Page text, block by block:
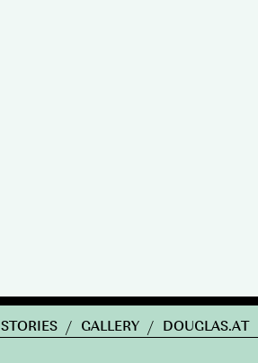
STORIES / GALLERY / DOUGLAS.AT